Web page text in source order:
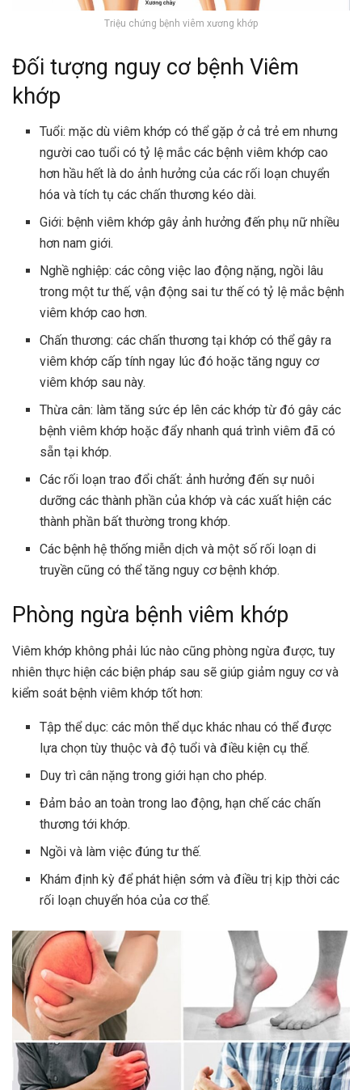
Triệu chứng bệnh viêm xương khớp
Đối tượng nguy cơ bệnh Viêm
khớp
Tuổi: mặc dù viêm khớp có thể gặp ở cả trẻ em nhưng
người cao tuổi có tỷ lệ mắc các bệnh viêm khớp cao
hơn hầu hết là do ảnh hưởng của các rối loạn chuyển
hóa và tích tụ các chấn thương kéo dài.
Giới: bệnh viêm khớp gây ảnh hưởng đến phụ nữ nhiều
hơn nam giới.
Nghề nghiệp: các công việc lao động nặng, ngồi lâu
trong một tư thế, vận động sai tư thế có tỷ lệ mắc bệnh
viêm khớp cao hơn.
Chấn thương: các chấn thương tại khớp có thể gây ra
viêm khớp cấp tính ngay lúc đó hoặc tăng nguy cơ
viêm khớp sau này.
Thừa cân: làm tăng sức ép lên các khớp từ đó gây các
bệnh viêm khớp hoặc đẩy nhanh quá trình viêm đã có
sẵn tại khớp.
Các rối loạn trao đổi chất: ảnh hưởng đến sự nuôi
dưỡng các thành phần của khớp và các xuất hiện các
thành phần bất thường trong khớp.
Các bệnh hệ thống miễn dịch và một số rối loạn di
truyền cũng có thể tăng nguy cơ bệnh khớp.
Phòng ngừa bệnh viêm khớp
Viêm khớp không phải lúc nào cũng phòng ngừa được, tuy
nhiên thực hiện các biện pháp sau sẽ giúp giảm nguy cơ và
kiểm soát bệnh viêm khớp tốt hơn:
Tập thể dục: các môn thể dục khác nhau có thể được
lựa chọn tùy thuộc và độ tuổi và điều kiện cụ thể.
Duy trì cân nặng trong giới hạn cho phép.
Đảm bảo an toàn trong lao động, hạn chế các chấn
thương tới khớp.
Ngồi và làm việc đúng tư thế.
Khám định kỳ để phát hiện sớm và điều trị kịp thời các
rối loạn chuyển hóa của cơ thể.